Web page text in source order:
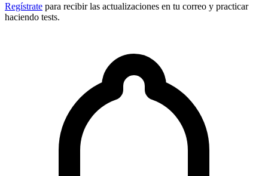
Regístrate para recibir las actualizaciones en tu correo y practicar
haciendo tests.